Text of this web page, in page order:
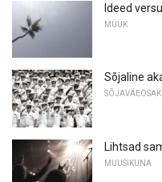
Ideed
MÜÜK
Sõjaline
Lihtsad
MUUSIKUNA